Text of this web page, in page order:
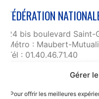
Gérer
Pour offrir les meilleures
FÉDÉRATION
24 bis boulevard
Métro : Maubert-
Tél : 01.40.46.71.40
fnam@maginot.asso.fr
Liens utiles